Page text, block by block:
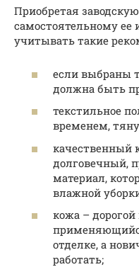
Приобретая
самостоятельному ее
учитывать такие
если выбраны
должна быть
текстильное
временем,
качественный
долговечный,
материал,
влажной
кожа – дорогой
отделке, а
работать;